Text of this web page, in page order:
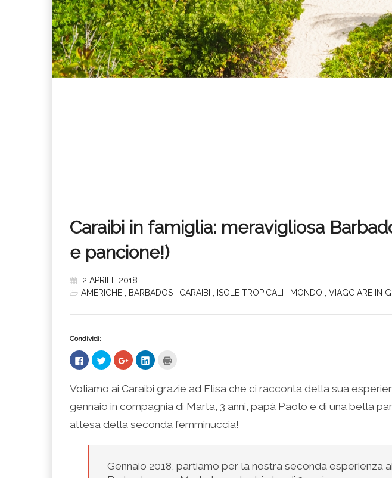
Caraibi in famiglia: meravigliosa
e pancione!)
2 APRILE 2018
AMERICHE
BARBADOS CARAIBI ISOLE TROPICALI MONDO VIAGGIARE IN
Condividi:
Fai
clic
su
Facebook
apre
una
nuova
Fai
clic
condividere
su
Twitter
(Si
in
una
Fai
clic
condividere
su
(Si
apre
in
una
Fai
clic
condividere
su
LinkedIn
(Si
apre
in
una
stampare
(Si
apre
in
nuova
finestra)
Voliamo ai Caraibi grazie ad Elisa che ci racconta della sua
gennaio in compagnia di Marta, 3 anni, papà Paolo e di una bella
attesa della seconda femminuccia!
Gennaio 2018, partiamo per la nostra seconda esperienza